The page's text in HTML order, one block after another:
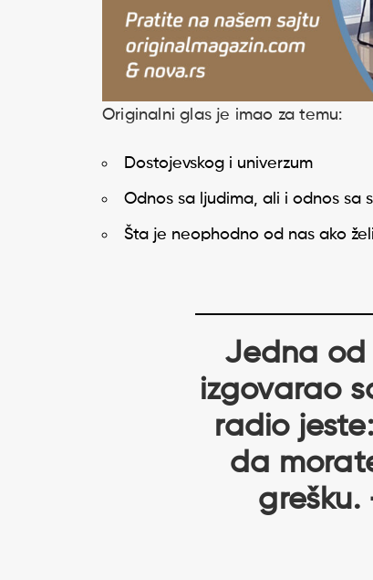
Originalni glas je imao za temu:
Dostojevskog i univerzum
Odnos sa ljudima, ali i odnos sa
Šta je neophodno od nas ako
Jedna od
izgovarao
radio
da
grešku.